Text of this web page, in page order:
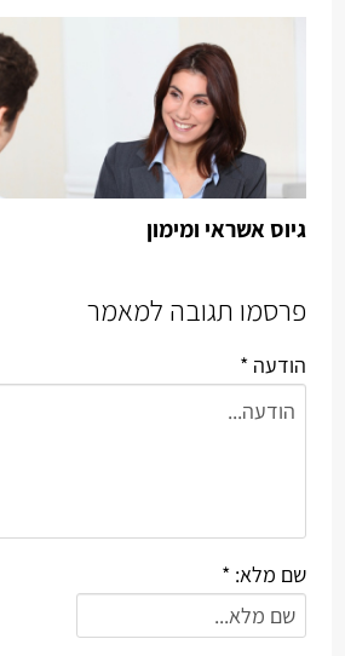
גיוס אשראי ומימון
פרסמו תגובה למאמר
הודעה *
שם מלא: *